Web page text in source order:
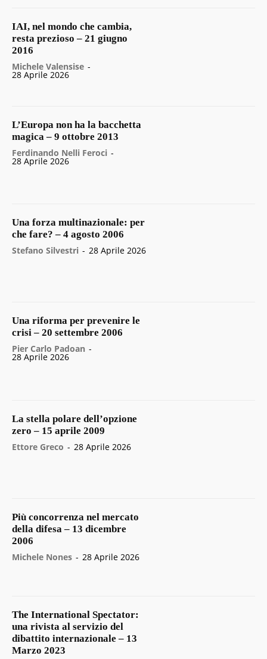
IAI, nel mondo che cambia,
resta prezioso – 21 giugno
2016
Michele Valensise -
28 Aprile 2026
L’Europa non ha la bacchetta
magica – 9 ottobre 2013
Ferdinando Nelli Feroci -
28 Aprile 2026
Una forza multinazionale: per
che fare? – 4 agosto 2006
Stefano Silvestri - 28 Aprile 2026
Una riforma per prevenire le
crisi – 20 settembre 2006
Pier Carlo Padoan -
28 Aprile 2026
La stella polare dell’opzione
zero – 15 aprile 2009
Ettore Greco - 28 Aprile 2026
Più concorrenza nel mercato
della difesa – 13 dicembre
2006
Michele Nones - 28 Aprile 2026
The International Spectator:
una rivista al servizio del
dibattito internazionale – 13
Marzo 2023